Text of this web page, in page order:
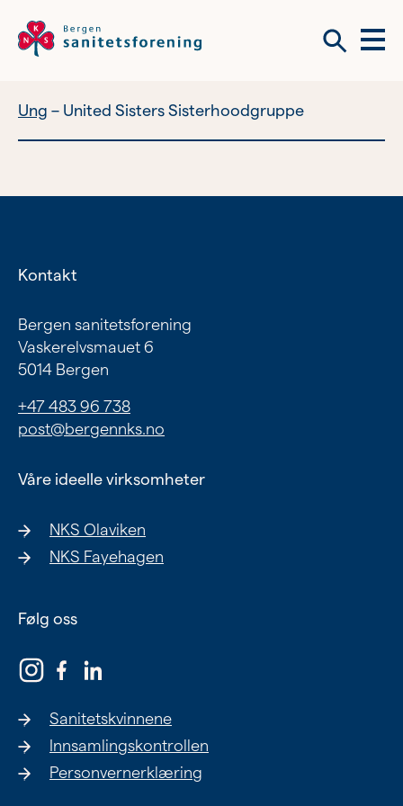
Meny
Vil du bli frivillig? Om tilbudene våre
Nyhetsbrev
Om tilbudene våre
Kvinnehelse
Ung
Om oss
Siste nytt
Ung United Sisters Sisterhoodgruppe
Kontakt
Bergen sanitetsforening
Vaskerelvsmauet 6
5014 Bergen
+47 483 96 738
post@bergennks.no
Våre ideelle virksomheter
NKS Olaviken
NKS Fayehagen
Følg oss
Sanitetskvinnene
Innsamlingskontrollen
Personvernerklæring